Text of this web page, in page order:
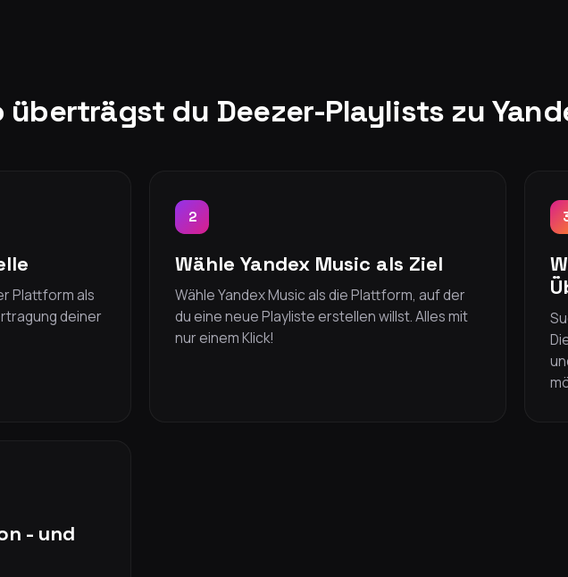
überträgst du Deezer-Playlists zu
Plattform als
deiner
2
Wähle Yandex Music als Ziel
Wähle Yandex Music als die Plattform, auf der
du eine neue Playliste erstellen willst. Alles mit
nur einem Klick!
- und